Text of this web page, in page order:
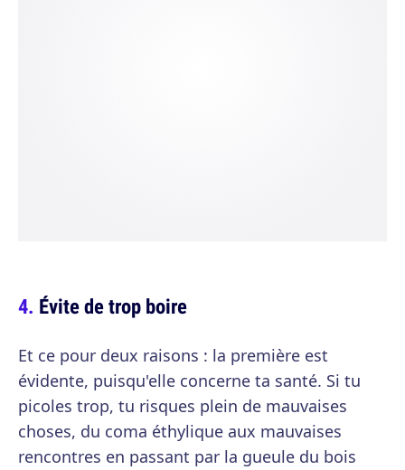
Évite de trop boire
Et ce pour deux raisons : la première est
évidente, puisqu'elle concerne ta santé. Si tu
picoles trop, tu risques plein de mauvaises
choses, du coma éthylique aux mauvaises
rencontres en passant par la gueule du bois